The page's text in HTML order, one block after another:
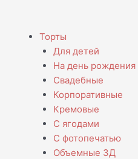
Торты
Для детей
На день рождения
Свадебные
Корпоративные
Кремовые
С ягодами
С фотопечатью
Объемные 3Д
Menu